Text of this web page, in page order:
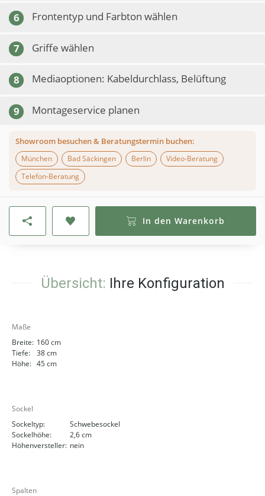
6 Frontentyp und Farbton wählen
7 Griffe wählen
8 Mediaoptionen: Kabeldurchlass, Belüftung
9 Montageservice planen
Showroom besuchen & Beratungstermin buchen:
München
Bad Säckingen Berlin
Video-Beratung
Telefon-Beratung
In den Warenkorb
Übersicht: Ihre Konfiguration
Maße
Breite: 160 cm
Tiefe:
38 cm
Höhe: 45 cm
Sockel
Sockeltyp:
Schwebesockel
Sockelhöhe:
2,6 cm
Höhenversteller: nein
Spalten